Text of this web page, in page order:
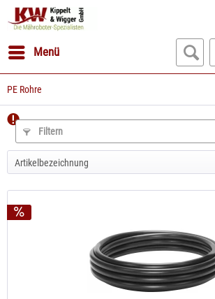
Menü
PE Rohre
Filtern